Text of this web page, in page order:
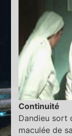
Continuité
Dandieu sort
maculée de